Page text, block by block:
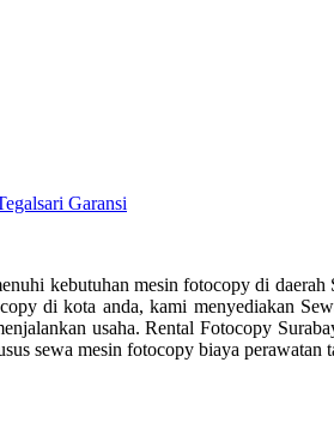
Garansi
kebutuhan mesin fotocopy di
di kota anda, kami menyediakan
usaha. Rental Fotocopy
sewa mesin fotocopy biaya perawatan